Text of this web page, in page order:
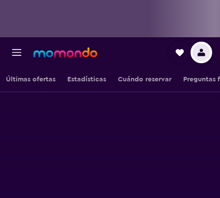
Últimas ofertas Estadísticas Cuándo reservar Preguntas